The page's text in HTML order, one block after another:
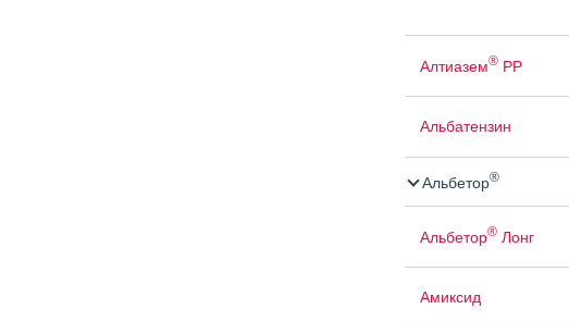
Алтиазем®РР
Альбатензин
Альбетор®
Альбетор®Лонг
Амиксид